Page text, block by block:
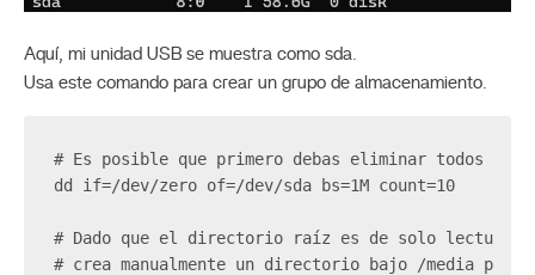
Aquí, mi unidad USB se muestra como sda.
Usa este comando para crear un grupo de almacenamiento.
# Es posible que primero debas eliminar todos
dd if=/dev/zero of=/dev/sda bs=1M count=10
# Dado que el directorio raíz es de solo lectura
# crea manualmente un directorio bajo /media para